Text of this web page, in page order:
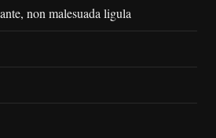
non malesuada ligula